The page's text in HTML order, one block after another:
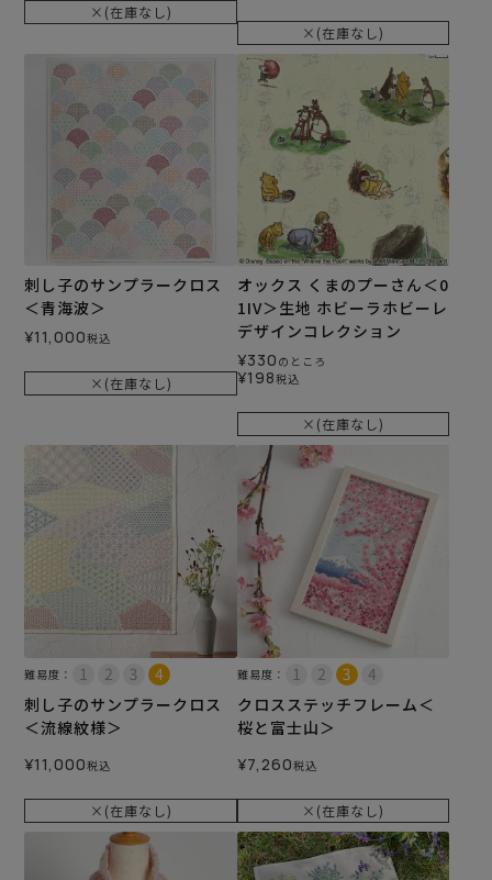
×(在庫なし)
×(在庫なし)
刺し子のサンプラークロス
＜青海波＞
¥11,000税込
×(在庫なし)
オックス くまのプーさん＜0
1IV＞生地 ホビーラホビーレ
デザインコレクション
¥330 のところ
¥198税込
×(在庫なし)
難易度：
刺し子のサンプラークロス
＜流線紋様＞
¥11,000税込
×(在庫なし)
難易度：
クロスステッチフレーム＜
桜と富士山＞
¥7,260税込
×(在庫なし)